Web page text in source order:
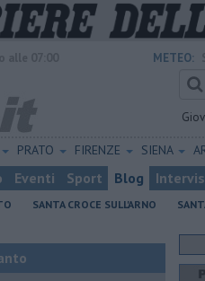
METEO:
PRATO FIRENZE SIENA
Eventi Sport Blog
SANTA CROCE SULL'ARNO